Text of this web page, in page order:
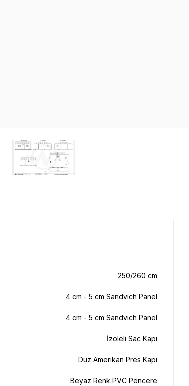
250/260 cm
4 cm - 5 cm Sandvich Panel
4 cm - 5 cm Sandvich Panel
İzoleli Sac Kapı
Düz Amerikan Pres Kapı
Beyaz Renk PVC Pencere